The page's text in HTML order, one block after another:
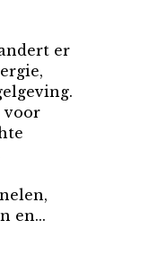
er
voor
en...